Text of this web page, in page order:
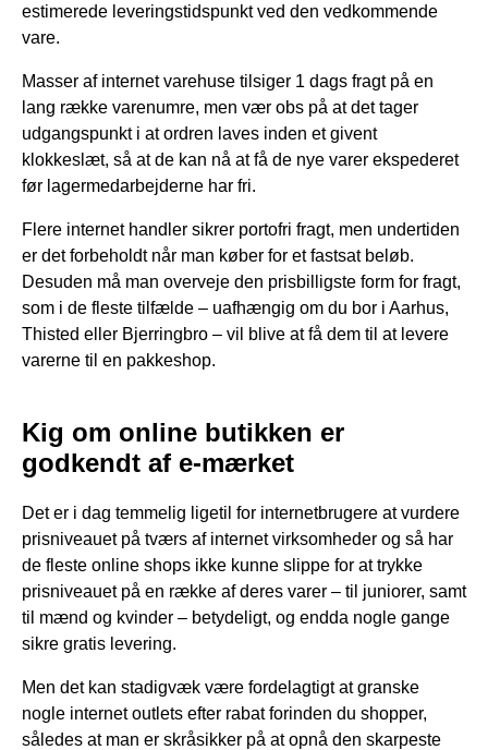
estimerede leveringstidspunkt ved den vedkommende
vare.
Masser af internet varehuse tilsiger 1 dags fragt på en
lang række varenumre, men vær obs på at det tager
udgangspunkt i at ordren laves inden et givent
klokkeslæt, så at de kan nå at få de nye varer ekspederet
før lagermedarbejderne har fri.
Flere internet handler sikrer portofri fragt, men undertiden
er det forbeholdt når man køber for et fastsat beløb.
Desuden må man overveje den prisbilligste form for fragt,
som i de fleste tilfælde – uafhængig om du bor i Aarhus,
Thisted eller Bjerringbro – vil blive at få dem til at levere
varerne til en pakkeshop.
Kig om online butikken er
godkendt af e-mærket
Det er i dag temmelig ligetil for internetbrugere at vurdere
prisniveauet på tværs af internet virksomheder og så har
de fleste online shops ikke kunne slippe for at trykke
prisniveauet på en række af deres varer – til juniorer, samt
til mænd og kvinder – betydeligt, og endda nogle gange
sikre gratis levering.
Men det kan stadigvæk være fordelagtigt at granske
nogle internet outlets efter rabat forinden du shopper,
således at man er skråsikker på at opnå den skarpeste